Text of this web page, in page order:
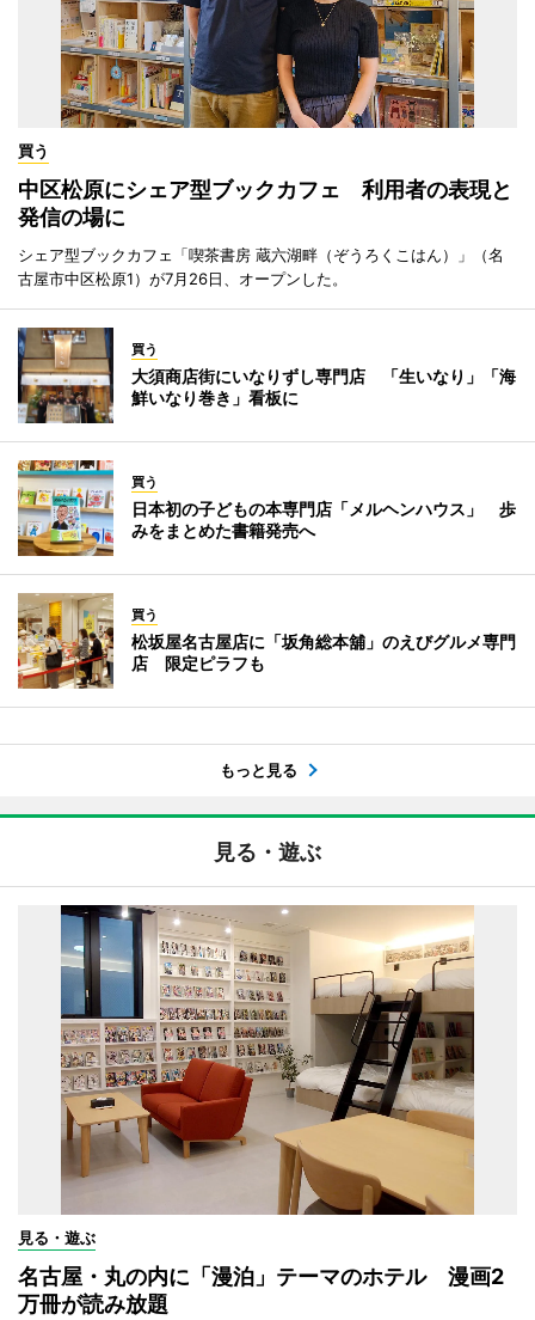
買う
中区松原にシェア型ブックカフェ 利用者の表現と
発信の場に
シェア型ブックカフェ「喫茶書房 蔵六湖畔（ぞうろくこはん）」（名
古屋市中区松原1）が7月26日、オープンした。
買う
大須商店街にいなりずし専門店 「生いなり」「海
鮮いなり巻き」看板に
買う
日本初の子どもの本専門店「メルヘンハウス」 歩
みをまとめた書籍発売へ
買う
松坂屋名古屋店に「坂角総本舖」のえびグルメ専門
店 限定ピラフも
もっと見る
見る・遊ぶ
見る・遊ぶ
名古屋・丸の内に「漫泊」テーマのホテル 漫画2
万冊が読み放題